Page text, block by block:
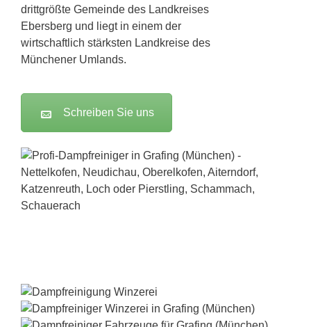
drittgrößte Gemeinde des Landkreises
Ebersberg und liegt in einem der
wirtschaftlich stärksten Landkreise des
Münchener Umlands.
Schreiben Sie uns